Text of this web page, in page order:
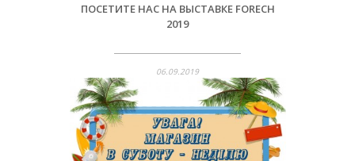
ПОСЕТИТЕ НАС НА ВЫСТАВКЕ FORECH
2019
06.09.2019